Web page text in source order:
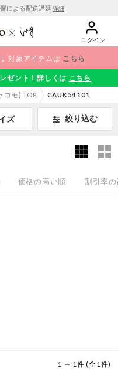
による配送遅延 詳細
ログイン
対象アイテムは こちら
ゼント！詳しくは こちら
モ) TOP CAUK54101
ズ 絞り込む
価格の高い順 割引率
1 ～ 1件 (全1件)